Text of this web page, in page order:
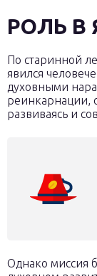
РОЛЬ В
По старинной
явился
духовными
реинкарнации,
развиваясь и
Однако миссия